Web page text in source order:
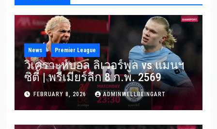
News Premier League
วิเคราะห์บอล ลิเวอร์พูล vs แมนฯ
ซิตี้ | พรีเมียร์ลีก 8 ก.พ. 2569
FEBRUARY 8, 2026 ADMINWELLBEINGART